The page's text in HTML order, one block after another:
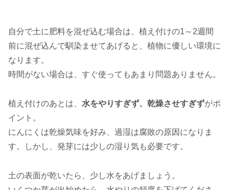
自分で土に肥料を混ぜ込む場合は、植え付けの1～2週間
前に混ぜ込んで馴染ませてあげると、植物に優しい環境に
なります。
時間がない場合は、すぐ使ってもあまり問題ありません。
植え付けのあとは、 水をやりすぎず、乾燥させすぎずがポ
イント。
にんにくは乾燥気味を好み、過湿は腐敗の原因になりま
す。しかし、発芽には少しの湿り気も必要です。
土の表面が乾いたら、少し水をあげましょう。